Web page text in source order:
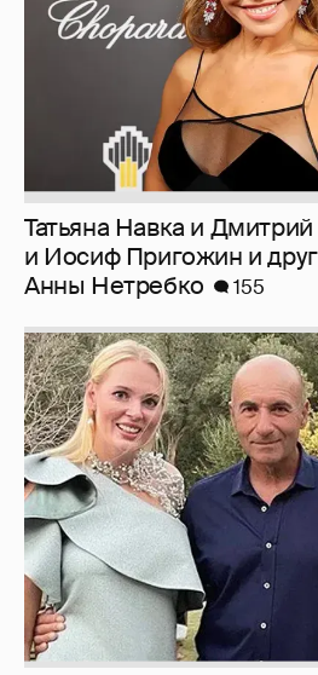
Татьяна Навка и
и Иосиф Пригожин и
Анны Нетребко
155